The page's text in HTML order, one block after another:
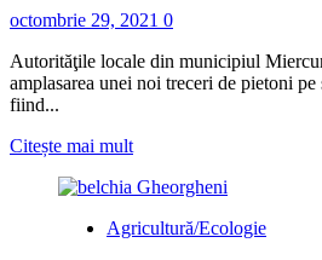
anul
2021
comuna
din
într-
interviu
edilul
octombrie 29, 2021 0
Autorităţile locale din municipiul
amplasarea unei noi treceri de pietoni
fiind...
Citește mai multRead
about
pentru
Agricultură/Ecologie